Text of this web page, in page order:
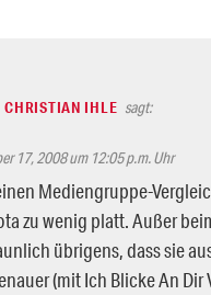
CHRISTIAN IHLE sagt:
17, 2008 um 12:05 p.m. Uhr
Mediengruppe-
zu wenig platt. Außer
übrigens, dass sie
(mit Ich Blicke An Dir